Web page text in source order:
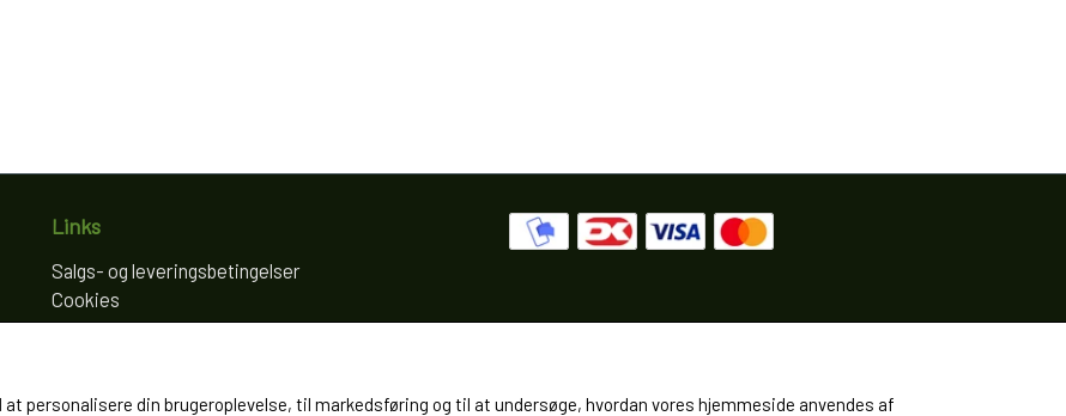
Links
Salgs- og leveringsbetingelser
Cookies
Fortrydelse og reklamation
personalisere din brugeroplevelse, til markedsføring og til at undersøge, hvordan vores hjemmeside anvendes af